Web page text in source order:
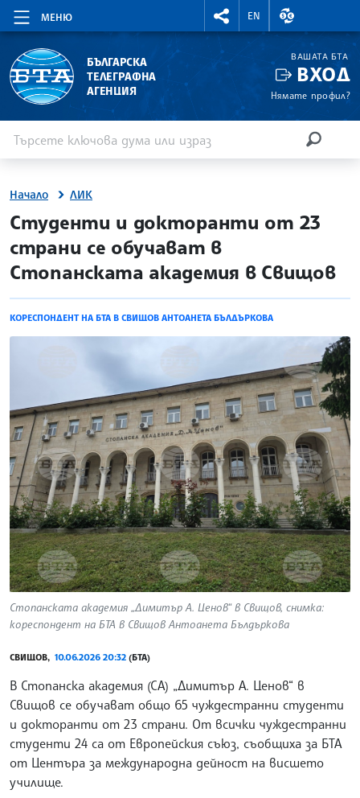
МЕНЮ
RIGHTMENU.SOCIAL
EN
ВАЛУТНИ
БЪЛГАРСКА
ТЕЛЕГРАФНА
АГЕНЦИЯ
ВАШАТА БТА
ВХОД
Нямате профил?
Начало ЛИК
site.bta
Студенти и докторанти от 23
страни се обучават в
Стопанската академия в Свищов
КОРЕСПОНДЕНТ НА БТА В СВИЩОВ АНТОАНЕТА БЪЛДЪРКОВА
Стопанската академия „Димитър А. Ценов“ в Свищов, снимка:
кореспондент на БТА в Свищов Антоанета Бълдъркова
СВИЩОВ, 10.06.2026 20:32 (БТА)
В Стопанска академия (СА) „Димитър А. Ценов“ в
Свищов се обучават общо 65 чуждестранни студенти
и докторанти от 23 страни. От всички чуждестранни
студенти 24 са от Европейския съюз, съобщиха за БТА
от Центъра за международна дейност на висшето
училище.